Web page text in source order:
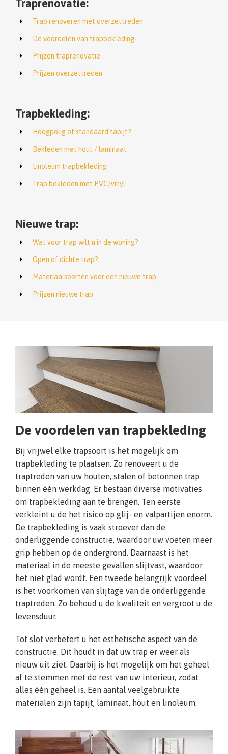
Traprenovatie:
Trap renoveren met overzettreden
De voordelen van trapbekleding
Prijzen traprenovatie
Prijzen overzettreden
Trapbekleding:
Hoogpolig of standaard tapijt?
Bekleden met hout / laminaat
Linoleum trapbekleding
Trap bekleden met PVC/vinyl
Nieuwe trap:
Wat voor trap wilt u in de woning?
Open of dichte trap?
Materiaalsoorten voor een nieuwe trap
Prijzen nieuwe trap
De voordelen van trapbekleding
Bij vrijwel elke trapsoort is het mogelijk om
trapbekleding te plaatsen. Zo renoveert u de
traptreden van uw houten, stalen of betonnen trap
binnen één werkdag. Er bestaan diverse motivaties
om trapbekleding aan te brengen. Ten eerste
verkleint u de het risico op glij- en valpartijen enorm.
De trapbekleding is vaak stroever dan de
onderliggende constructie, waardoor uw voeten meer
grip hebben op de ondergrond. Daarnaast is het
materiaal in de meeste gevallen slijtvast, waardoor
het niet glad wordt. Een tweede belangrijk voordeel
is het voorkomen van slijtage van de onderliggende
traptreden. Zo behoud u de kwaliteit en vergroot u de
levensduur.
Tot slot verbetert u het esthetische aspect van de
constructie. Dit houdt in dat uw trap er weer als
nieuw uit ziet. Daarbij is het mogelijk om het geheel
af te stemmen met de rest van uw interieur, zodat
alles één geheel is. Een aantal veelgebruikte
materialen zijn tapijt, laminaat, hout en linoleum.